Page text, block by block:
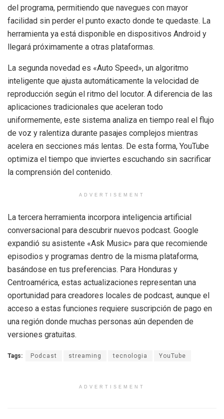
del programa, permitiendo que navegues con mayor
facilidad sin perder el punto exacto donde te quedaste. La
herramienta ya está disponible en dispositivos Android y
llegará próximamente a otras plataformas.
La segunda novedad es «Auto Speed», un algoritmo
inteligente que ajusta automáticamente la velocidad de
reproducción según el ritmo del locutor. A diferencia de las
aplicaciones tradicionales que aceleran todo
uniformemente, este sistema analiza en tiempo real el flujo
de voz y ralentiza durante pasajes complejos mientras
acelera en secciones más lentas. De esta forma, YouTube
optimiza el tiempo que inviertes escuchando sin sacrificar
la comprensión del contenido.
ADVERTISEMENT
La tercera herramienta incorpora inteligencia artificial
conversacional para descubrir nuevos podcast. Google
expandió su asistente «Ask Music» para que recomiende
episodios y programas dentro de la misma plataforma,
basándose en tus preferencias. Para Honduras y
Centroamérica, estas actualizaciones representan una
oportunidad para creadores locales de podcast, aunque el
acceso a estas funciones requiere suscripción de pago en
una región donde muchas personas aún dependen de
versiones gratuitas.
Tags: Podcast streaming tecnologia YouTube
ADVERTISEMENT